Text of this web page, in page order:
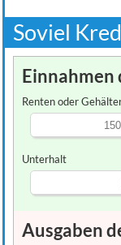
Soviel
Einnahmen
Renten oder
Unterhalt
Ausgaben